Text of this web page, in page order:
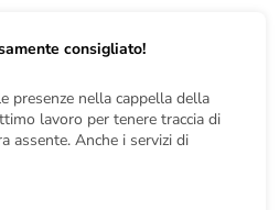
consigliato!
presenze nella cappella della
lavoro per tenere traccia di
assente. Anche i servizi di